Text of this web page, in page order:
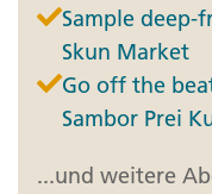
Sample deep-
Skun Market
Go off the
Sambor Prei
...und weitere